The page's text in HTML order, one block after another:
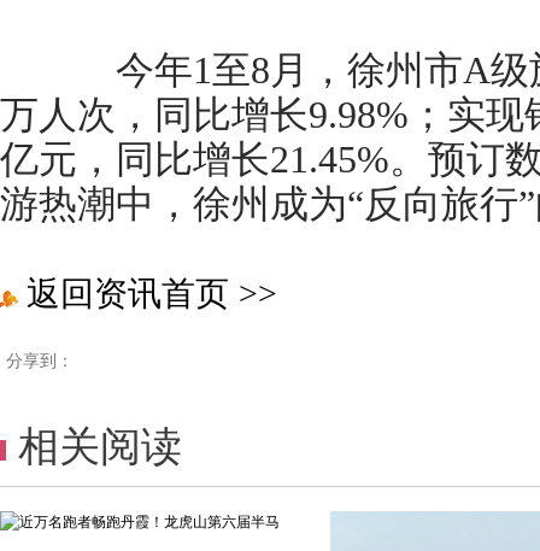
今年1至8月，徐州市A级
万人次，同比增长9.98%；实现
亿元，同比增长21.45%。预订
游热潮中，徐州成为“反向旅行
返回资讯首页 >>
分享到：
相关阅读